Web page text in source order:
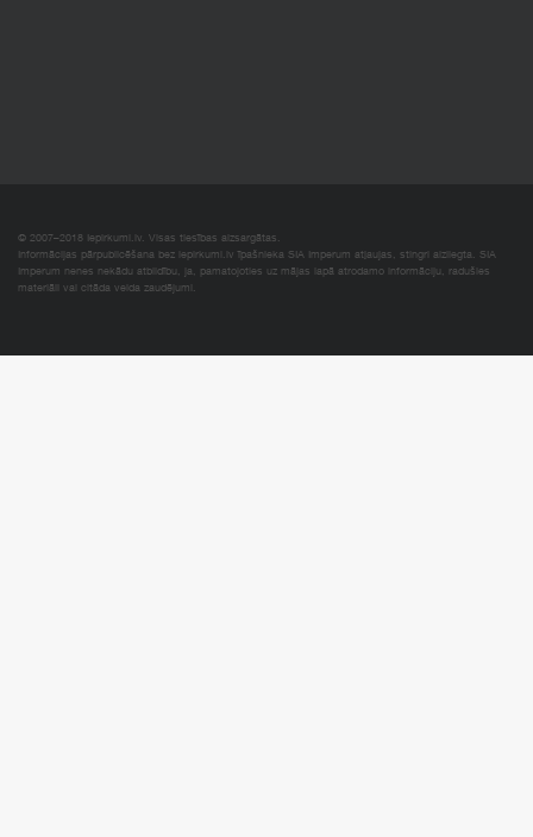
© 2007–2018 Iepirkumi.lv. Visas tiesības aizsargātas.
Informācijas pārpublicēšana bez iepirkumi.lv īpašnieka SIA Imperum atļaujas, stingri aizliegta. SIA
Imperum nenes nekādu atbildību, ja, pamatojoties uz mājas lapā atrodamo informāciju, radušies
materiāli vai citāda veida zaudējumi.